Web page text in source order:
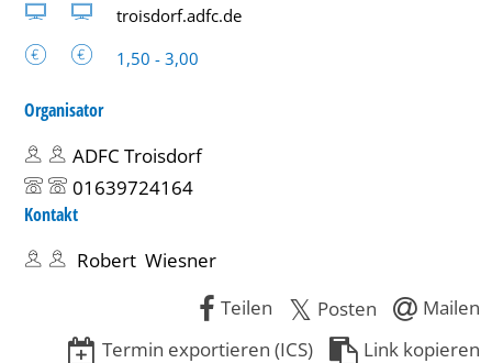
troisdorf.adfc.de
1,50 - 3,00
Organisator
ADFC Troisdorf
01639724164
Kontakt
Robert Wiesner
Teilen
Posten
Mailen
Termin exportieren (ICS)
Link kopieren